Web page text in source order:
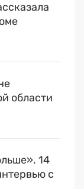
области
14
с